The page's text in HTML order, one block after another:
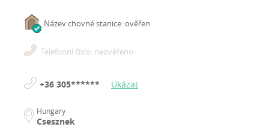
Název chovné stanice: ověřen
Telefonní číslo: neověřeno
+36 305****** Ukázat
Hungary
Csesznek